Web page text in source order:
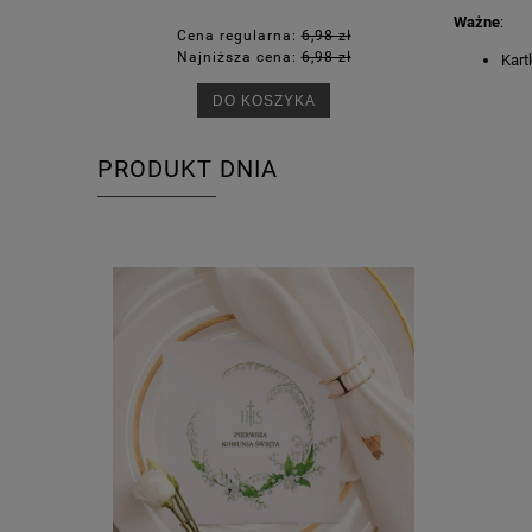
Cena regularna:6,98 zł
Najniższa cena:6,98 zł
DO KOSZYKA
PRODUKT DNIA
Ważne: